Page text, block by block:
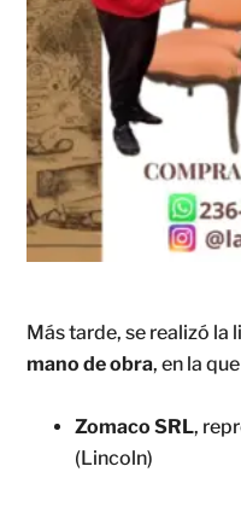
Más tarde, se realizó
mano de obra, en la
Zomaco SRL,
(Lincoln)